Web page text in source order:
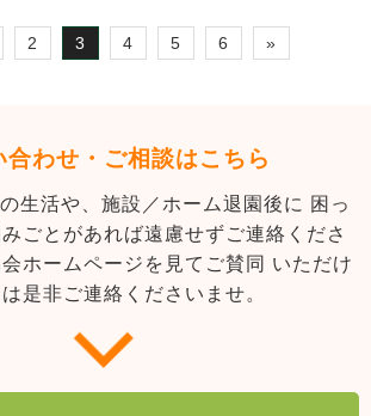
2 3 4 5 6 »
合わせ・ご相談はこちら
生活や、施設／ホーム退園後に 困っ
ごとがあれば遠慮せずご連絡くださ
ホームページを見てご賛同 いただけ
是非ご連絡くださいませ。